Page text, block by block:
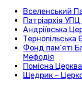
Вселенський
Патріархія
Андріївська
Тернопільська
Фонд пам’яті
Мефодія
Помісна
Щедрик –